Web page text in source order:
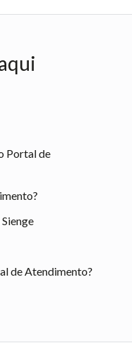
Portal de
de Atendimento?